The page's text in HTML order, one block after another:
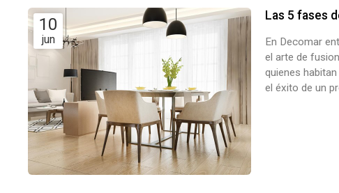
10
jun
Las 5 fases
En Decomar
el arte de
quienes
el éxito de un